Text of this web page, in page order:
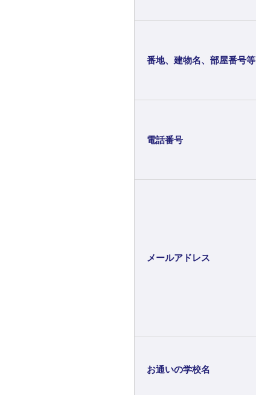
番地、建物名、部屋番号等
電話番号
メールアドレス
お通いの学校名